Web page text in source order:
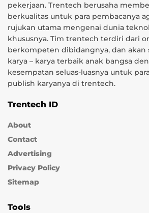
pekerjaan. Trentech berusaha
berkualitas untuk para pembacanya
rujukan utama mengenai dunia
khususnya. Tim trentech terdiri dari
berkompeten dibidangnya, dan akan
karya – karya terbaik anak bangsa
kesempatan seluas-luasnya untuk
publish karyanya di trentech.
Trentech ID
About
Contact
Advertising
Privacy Policy
Sitemap
Tools